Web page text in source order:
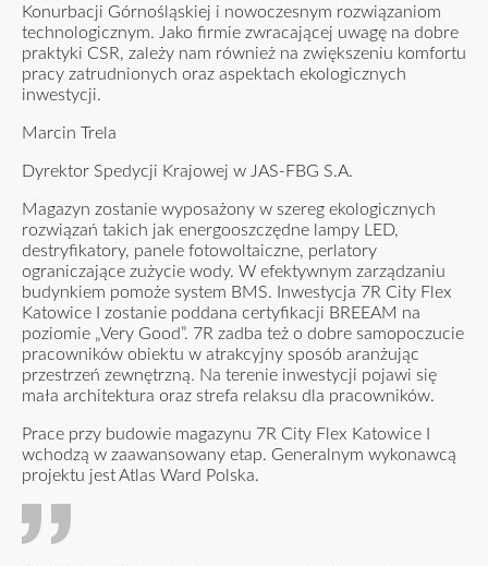
Konurbacji Górnośląskiej i nowoczesnym rozwiązaniom
technologicznym. Jako firmie zwracającej uwagę na dobre
praktyki CSR, zależy nam również na zwiększeniu komfortu
pracy zatrudnionych oraz aspektach ekologicznych
inwestycji.
Marcin Trela
Dyrektor Spedycji Krajowej w JAS-FBG S.A.
Magazyn zostanie wyposażony w szereg ekologicznych
rozwiązań takich jak energooszczędne lampy LED,
destryfikatory, panele fotowoltaiczne, perlatory
ograniczające zużycie wody. W efektywnym zarządzaniu
budynkiem pomoże system BMS. Inwestycja 7R City Flex
Katowice I zostanie poddana certyfikacji BREEAM na
poziomie „Very Good”. 7R zadba też o dobre samopoczucie
pracowników obiektu w atrakcyjny sposób aranżując
przestrzeń zewnętrzną. Na terenie inwestycji pojawi się
mała architektura oraz strefa relaksu dla pracowników.
Prace przy budowie magazynu 7R City Flex Katowice I
wchodzą w zaawansowany etap. Generalnym wykonawcą
projektu jest Atlas Ward Polska.